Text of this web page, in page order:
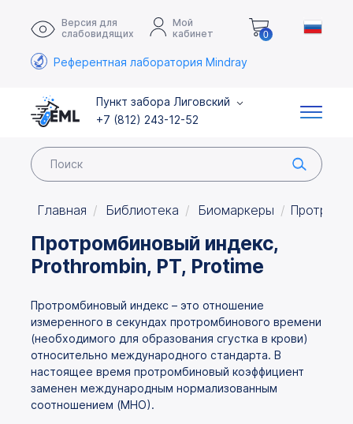
Версия для
слабовидящих
Мой
кабинет
0
Референтная лаборатория Mindray
Пункт забора Лиговский
+7 (812) 243-12-52
Главная Библиотека Биомаркеры
Протромбиновый индекс,
Prothrombin, PT, Protime
Протромбиновый индекс – это отношение
измеренного в секундах протромбинового времени
(необходимого для образования сгустка в крови)
относительно международного стандарта. В
настоящее время протромбиновый коэффициент
заменен международным нормализованным
соотношением (МНО).